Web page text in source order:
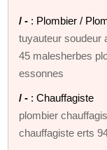
/ - : Plombier /
tuyauteur soudeur
45 malesherbes
essonnes
/ - : Chauffagiste
plombier
chauffagiste erts